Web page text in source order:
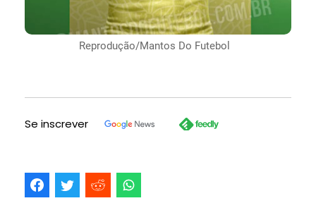
Reprodução/Mantos Do Futebol
Se inscrever